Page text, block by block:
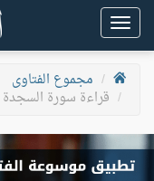
Toggle
navigation
مجموع الفتاوى
قراءة سورة